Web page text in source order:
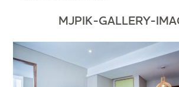
MJPIK-GALLERY-